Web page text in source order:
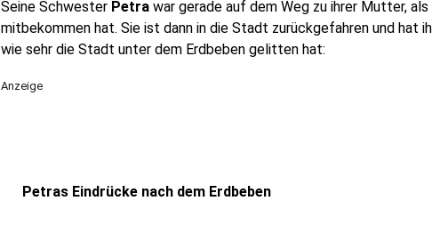
Seine Schwester Petra war gerade auf dem Weg zu ihrer Mutter,
mitbekommen hat. Sie ist dann in die Stadt zurückgefahren und hat
wie sehr die Stadt unter dem Erdbeben gelitten hat:
Anzeige
Petras Eindrücke nach dem Erdbeben